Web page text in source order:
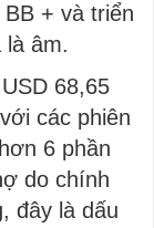
+ và triển
là âm.
68,65
các phiên
6 phần
do chính
đây là dấu